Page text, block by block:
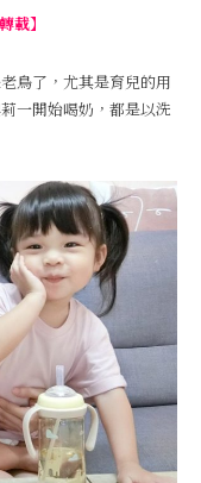
載】
鳥了，尤其是育兒的用
一開始喝奶，都是以洗